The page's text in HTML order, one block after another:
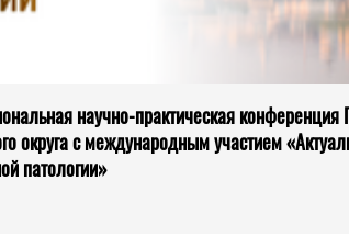
научно-практическая конференция
округа с международным участием
патологии»